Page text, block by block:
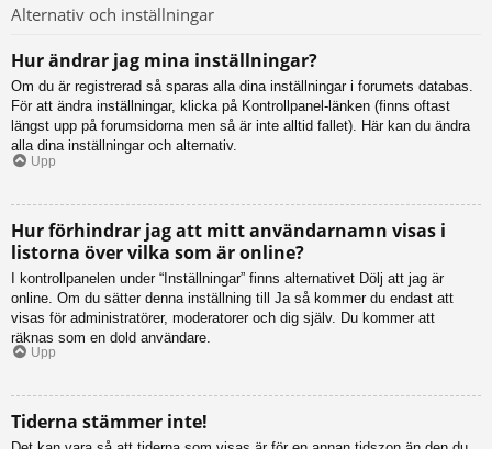
Alternativ och inställningar
Hur ändrar jag mina inställningar?
Om du är registrerad så sparas alla dina inställningar i forumets databas.
För att ändra inställningar, klicka på Kontrollpanel-länken (finns oftast
längst upp på forumsidorna men så är inte alltid fallet). Här kan du ändra
alla dina inställningar och alternativ.
Upp
Hur förhindrar jag att mitt användarnamn visas i
listorna över vilka som är online?
I kontrollpanelen under “Inställningar” finns alternativet Dölj att jag är
online. Om du sätter denna inställning till Ja så kommer du endast att
visas för administratörer, moderatorer och dig själv. Du kommer att
räknas som en dold användare.
Upp
Tiderna stämmer inte!